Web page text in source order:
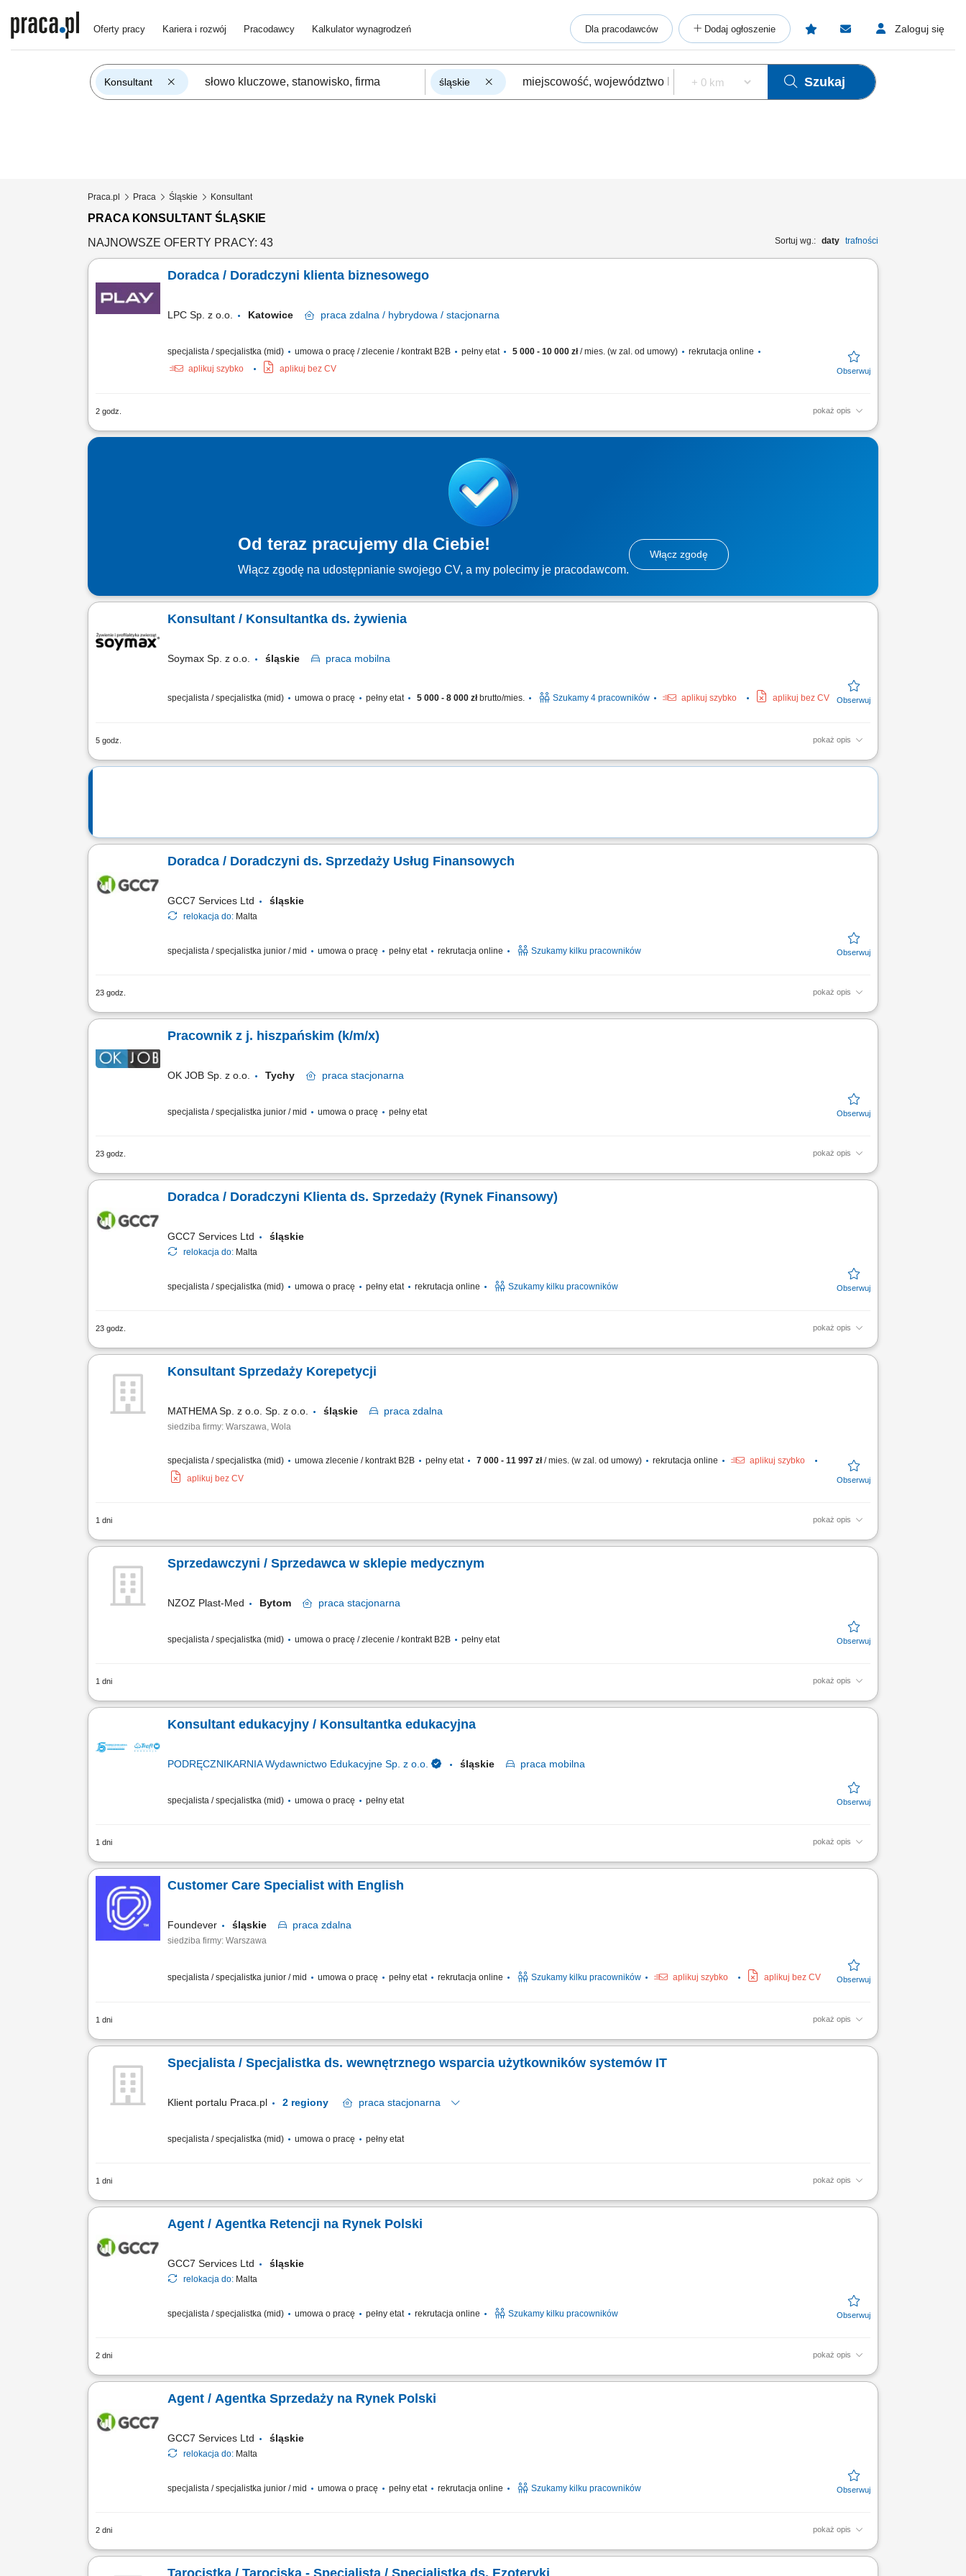
Oferty pracy Kariera i rozwój Pracodawcy Kalkulator wynagrodzeń Dla pracodawców Dodaj ogłoszenie Zaloguj się
Konsultant śląskie Szukaj
Praca.pl Praca Śląskie Konsultant
PRACA KONSULTANT ŚLĄSKIE
Sortuj wg.: daty trafności
NAJNOWSZE OFERTY PRACY: 43
Doradca / Doradczyni klienta biznesowego
LPC Sp. z o.o. Katowice praca zdalna / hybrydowa / stacjonarna
specjalista / specjalistka (mid) umowa o pracę / zlecenie / kontrakt B2B pełny etat 5 000 - 10 000 zł/ mies. (w zal. od umowy)
rekrutacja online
aplikuj szybko
aplikuj bez CV
2 godz. pokaż opis
Zakres obowiązków: Sprzedaż łączy światłowodowych — standardowych i symetrycznych z SLA; Budowa własnego lejka: lista firm w terenie, sygnały zakupowe (nowa
Od teraz pracujemy dla Ciebie!
Włącz zgodę na udostępnianie swojego CV, a my polecimy je pracodawcom.
Włącz zgodę
Konsultant / Konsultantka ds. żywienia
Soymax Sp. z o.o. śląskie praca mobilna
specjalista / specjalistka (mid) umowa o pracę pełny etat 5 000 - 8 000 złbrutto/mies. Szukamy 4 pracowników aplikuj szybko aplikuj bez CV
5 godz. pokaż opis
Poszukujemy Konsultantów ds. Żywienia w kilku lokalizacjach w Polsce. Zakres obowiązków: Sprzedaż dodatków paszowych dla bydła na terenie wybranego
Doradca / Doradczyni ds. Sprzedaży Usług Finansowych
GCC7 Services Ltd śląskie
relokacja do: Malta
specjalista / specjalistka junior / mid umowa o pracę pełny etat rekrutacja online Szukamy kilku pracowników
23 godz. pokaż opis
Zakres obowiązków: Prowadzenie telefonicznych rozmów z klientami zainteresowanymi ofertą. Sprzedaż usług związanych z finansami, w tym szkoleń z zakresu
Pracownik z j. hiszpańskim (k/m/x)
OK JOB Sp. z o.o. Tychy praca stacjonarna
specjalista / specjalistka junior / mid umowa o pracę pełny etat
23 godz. pokaż opis
Twój zakres obowiązków Wsparcie procesu rekrutacji pracowników; Tłumaczenie szkoleń BHP oraz codziennych zadań; Wsparcie przy administracyjnym procesie
Doradca / Doradczyni Klienta ds. Sprzedaży (Rynek Finansowy)
GCC7 Services Ltd śląskie
relokacja do: Malta
specjalista / specjalistka (mid) umowa o pracę pełny etat rekrutacja online Szukamy kilku pracowników
23 godz. pokaż opis
Zakres obowiązków: Telefoniczny kontakt z klientami zainteresowanymi ofertą. Sprzedaż usług z obszaru finansów, w tym szkoleń dotyczących edukacji finansowej.
Konsultant Sprzedaży Korepetycji
MATHEMA Sp. z o.o. Sp. z o.o. śląskie praca zdalna
siedziba firmy: Warszawa, Wola
specjalista / specjalistka (mid) umowa zlecenie / kontrakt B2B pełny etat 7 000 - 11 997 zł/ mies. (w zal. od umowy) rekrutacja online
aplikuj szybko
aplikuj bez CV
1 dni pokaż opis
Opis stanowiska: Zapewniamy ciepłą bazę klientów – zainteresowani rodzice zapisują się sami. Praca w CRM systemie gdzie prowadzimy klientów, wykonujemy
Sprzedawczyni / Sprzedawca w sklepie medycznym
NZOZ Plast-Med Bytom praca stacjonarna
specjalista / specjalistka (mid) umowa o pracę / zlecenie / kontrakt B2B pełny etat
1 dni pokaż opis
Obsługa klientów w zakresie wyrobów medycznych i pacjentów w ramach umowy z NFZ w zakresie zaopatrzenia ortopedycznego (realizacja zleceń).
Konsultant edukacyjny / Konsultantka edukacyjna
PODRĘCZNIKARNIA Wydawnictwo Edukacyjne Sp. z o.o. śląskie praca mobilna
specjalista / specjalistka (mid) umowa o pracę pełny etat
1 dni pokaż opis
Opis stanowiska: Pozyskiwanie nowych partnerów biznesowych oraz wielopłaszczyznowa rozbudowa portfela podmiotów z sektora oświatowo-wychowawczego;
Customer Care Specialist with English
Foundever śląskie praca zdalna
siedziba firmy: Warszawa
specjalista / specjalistka junior / mid umowa o pracę pełny etat rekrutacja online Szukamy kilku pracowników aplikuj szybko aplikuj bez CV
1 dni pokaż opis
Location: Gdańsk or Warsaw, Poland Contract type: Fixed-term contract (3 months) Work model: On-site training followed by remote work Your responsibilities Provide
Specjalista / Specjalistka ds. wewnętrznego wsparcia użytkowników systemów IT
Klient portalu Praca.pl praca stacjonarna
specjalista / specjalistka (mid) umowa o pracę pełny etat
1 dni pokaż opis
Wsparcie użytkowników w rozwiązywaniu problemów związanych ze sprzętem i oprogramowaniem. Diagnostyka oraz usuwanie awarii urządzeń IT. Instalacja i aktualizacja
Agent / Agentka Retencji na Rynek Polski
GCC7 Services Ltd śląskie
relokacja do: Malta
specjalista / specjalistka (mid) umowa o pracę pełny etat rekrutacja online Szukamy kilku pracowników
2 dni pokaż opis
ZAKRES OBOWIĄZKÓW: Aktywny kontakt telefoniczny z klientami zainteresowanymi naszymi produktami; Budowanie i poszerzanie portfolio; Sprzedaż usług
Agent / Agentka Sprzedaży na Rynek Polski
GCC7 Services Ltd śląskie
relokacja do: Malta
specjalista / specjalistka junior / mid umowa o pracę pełny etat rekrutacja online Szukamy kilku pracowników
2 dni pokaż opis
ZAKRES OBOWIĄZKÓW: Aktywny kontakt telefoniczny z klientami zainteresowanymi naszymi produktami Sprzedaż usług związanych z finansami, w tym szkoleń z
Tarocistka / Tarociska - Specjalista / Specjalistka ds. Ezoteryki